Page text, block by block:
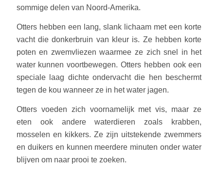
sommige delen van Noord-Amerika.
Otters hebben een lang, slank lichaam met een korte
vacht die donkerbruin van kleur is. Ze hebben korte
poten en zwemvliezen waarmee ze zich snel in het
water kunnen voortbewegen. Otters hebben ook een
speciale laag dichte ondervacht die hen beschermt
tegen de kou wanneer ze in het water jagen.
Otters voeden zich voornamelijk met vis, maar ze
eten ook andere waterdieren zoals krabben,
mosselen en kikkers. Ze zijn uitstekende zwemmers
en duikers en kunnen meerdere minuten onder water
blijven om naar prooi te zoeken.